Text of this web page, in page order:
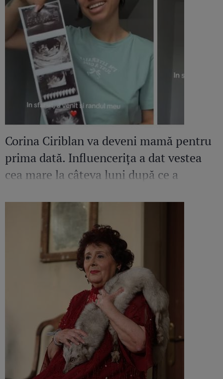
Corina Ciriblan va deveni mamă pentru
prima dată. Influencerița a dat vestea
cea mare la câteva luni după ce a